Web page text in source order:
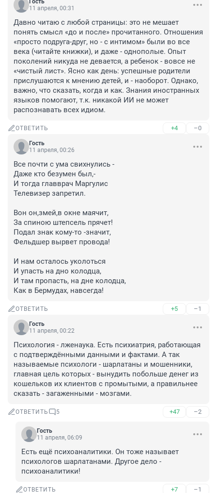
Гость
11 апреля, 00:31
Давно читаю с любой страницы: это не мешает
понять смысл «до и после» прочитанного. Отношения
«просто подруга-друг, но - с интимом» были во все
века (читайте книжки), и даже - однополые. Опыт
поколений никуда не девается, а ребенок - вовсе не
«чистый лист». Ясно как день: успешные родители
прислушаются к мнению детей, и - наоборот. Однако,
важно, что сказать, когда и как. Знания иностранных
языков помогают, т.к. никакой ИИ не может
распознавать всех идиом.
ОТВЕТИТЬ +4 –0
Гость
11 апреля, 00:26
Все почти с ума свихнулись -
Даже кто безумен был,-
И тогда главврач Маргулис
Телевизер запретил.
Вон он,змей,в окне маячит,
За спиною штепсель прячет!
Подал знак кому-то -значит,
Фельдшер вырвет провода!
И нам осталось уколоться
И упасть на дно колодца,
И там пропасть, на дне колодца,
Как в Бермудах, навсегда!
ОТВЕТИТЬ +5 –1
Гость
11 апреля, 00:22
Психология - лженаука. Есть психиатрия, работающая
с подтверждёнными данными и фактами. А так
называемые психологи - шарлатаны и мошенники,
главная цель которых - вынудить побольше денег из
кошельков их клиентов с промытыми, а правильнее
сказать - загаженными - мозгами.
ОТВЕТИТЬ 5 +47 –2
Гость
11 апреля, 06:09
Есть ещё психоаналитики. Он тоже называет
психологов шарлатанами. Другое дело -
психоаналитики!
ОТВЕТИТЬ +7 –1